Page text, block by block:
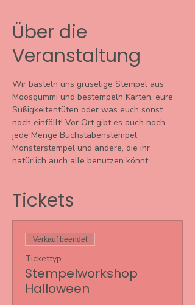
Über die
Veranstaltung
Wir basteln uns gruselige Stempel aus
Moosgummi und bestempeln Karten, eure
Süßigkeitentüten oder was euch sonst
noch einfällt! Vor Ort gibt es auch noch
jede Menge Buchstabenstempel,
Monsterstempel und andere, die ihr
natürlich auch alle benutzen könnt.
Tickets
Verkauf beendet
Tickettyp
Stempelworkshop
Halloween